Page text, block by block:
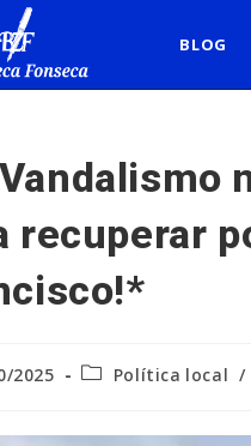
BLOG
recuperar
2025
Categoria
Política local /